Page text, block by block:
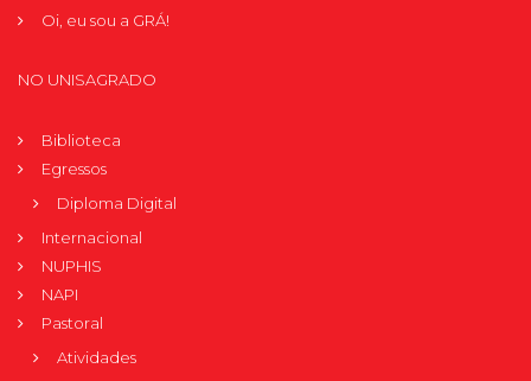
Oi, eu sou a GRÁ!
NO UNISAGRADO
Biblioteca
Egressos
Diploma Digital
Internacional
NUPHIS
NAPI
Pastoral
Atividades